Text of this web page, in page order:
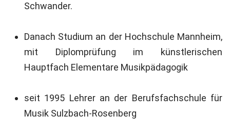
Schwander.
Danach Studium an der Hochschule Mannheim,
mit Diplomprüfung im künstlerischen
Hauptfach Elementare Musikpädagogik
seit 1995 Lehrer an der Berufsfachschule für
Musik Sulzbach-Rosenberg